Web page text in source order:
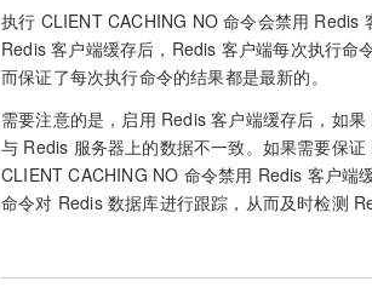
执行 CLIENT CACHING NO 命令会禁用 Redis
Redis 客户端缓存后，Redis 客户端每次执行命
而保证了每次执行命令的结果都是最新的。
需要注意的是，启用 Redis 客户端缓存后，如
与 Redis 服务器上的数据不一致。如果需要保
CLIENT CACHING NO 命令禁用 Redis 客户端
命令对 Redis 数据库进行跟踪，从而及时检测